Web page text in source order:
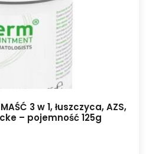
3 w 1, łuszczyca, AZS,
– pojemność 125g